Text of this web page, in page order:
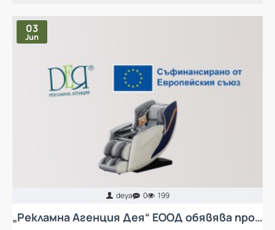
03
Jun
deya 0 199
„Рекламна Агенция Дея“ ЕООД обявява процедура за избор на изпълнител с предмет „Доставка и монтаж на оборудване и обзавеждане за кът за отдих за работещите в „Рекламна Агенция Дея“ ЕООД